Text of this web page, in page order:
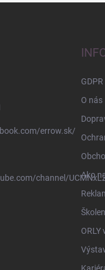
errow.sk/
channel/
GDPR
O nás
Ako
ORLY